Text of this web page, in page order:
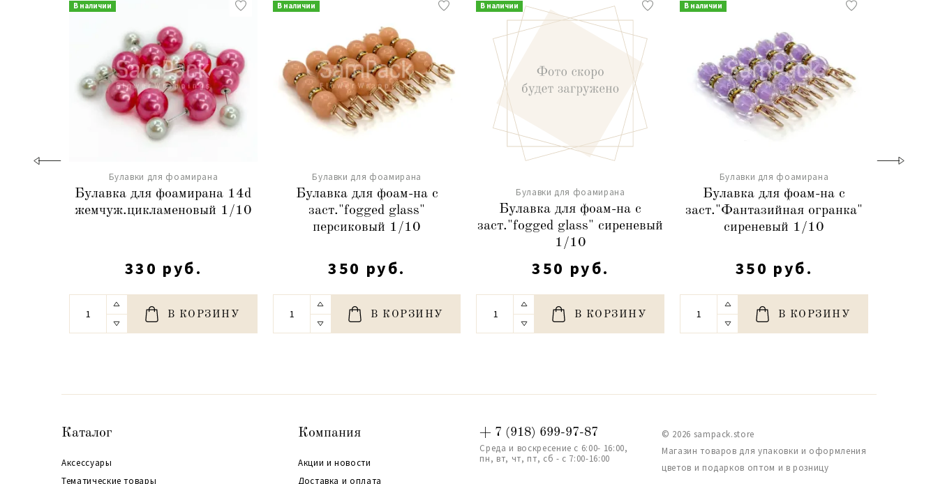
В наличии
Булавки для фоамирана
Булавка для фоамирана 14d
жемчуж.цикламеновый 1/10
330 руб.
В КОРЗИНУ
В наличии
Булавки для фоамирана
Булавка для фоам-на с
заст."fogged glass"
персиковый 1/10
350 руб.
В КОРЗИНУ
В наличии
Булавки для фоамирана
Булавка для фоам-на с
заст."fogged glass" сиреневый
1/10
350 руб.
В КОРЗИНУ
В наличии
Булавки для фоамирана
Булавка для фоам-на с
заст."Фантазийная огранка"
сиреневый 1/10
350 руб.
В КОРЗИНУ
Каталог
Аксессуары
Тематические товары
Компания
Акции и новости
Доставка и оплата
+ 7 (918) 699-97-87
Среда и воскресение с 6:00- 16:00,
пн, вт, чт, пт, сб - с 7:00-16:00
© 2026 sampack.store
Магазин товаров для упаковки и оформления
цветов и подарков оптом и в розницу